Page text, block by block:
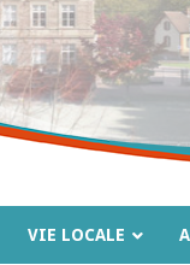
VIE LOCALE